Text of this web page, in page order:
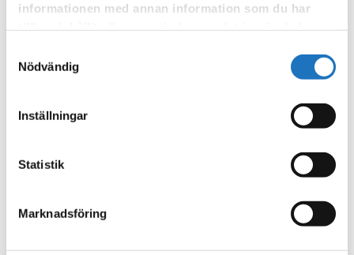
informationen med annan information som du har
Nödvändig
Inställningar
Statistik
Marknadsföring